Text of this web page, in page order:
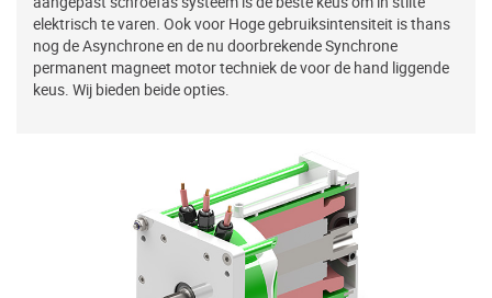
elektrisch te varen. Ook voor Hoge gebruiksintensiteit is thans
nog de Asynchrone en de nu doorbrekende Synchrone
permanent magneet motor techniek de voor de hand liggende
keus. Wij bieden beide opties.